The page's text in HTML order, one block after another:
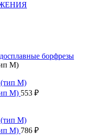
борфрезы
M)
M) 553 ₽
M) 786 ₽